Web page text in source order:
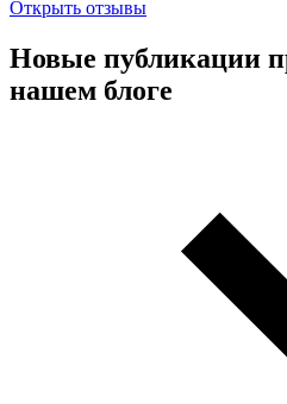
Открыть отзывы
Новые публикации
нашем блоге